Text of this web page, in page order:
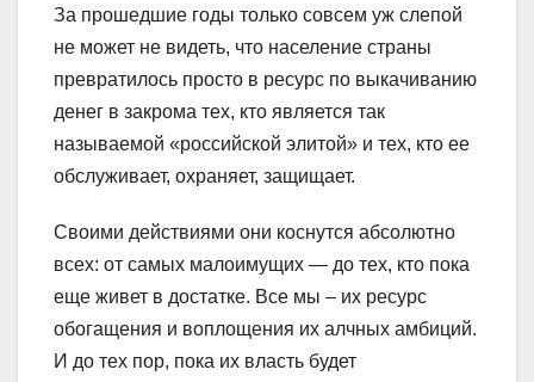
За прошедшие годы только совсем уж слепой
не может не видеть, что население страны
превратилось просто в ресурс по выкачиванию
денег в закрома тех, кто является так
называемой «российской элитой» и тех, кто ее
обслуживает, охраняет, защищает.
Своими действиями они коснутся абсолютно
всех: от самых малоимущих — до тех, кто пока
еще живет в достатке. Все мы – их ресурс
обогащения и воплощения их алчных амбиций.
И до тех пор, пока их власть будет